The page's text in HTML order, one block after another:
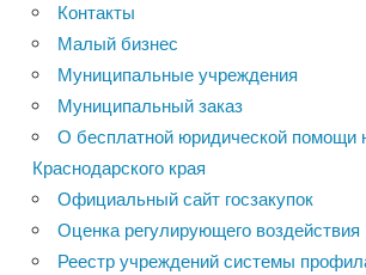
Контакты
Малый бизнес
Муниципальные учреждения
Муниципальный заказ
О бесплатной юридической помощи
Краснодарского края
Официальный сайт госзакупок
Оценка регулирующего воздействия
Реестр учреждений системы